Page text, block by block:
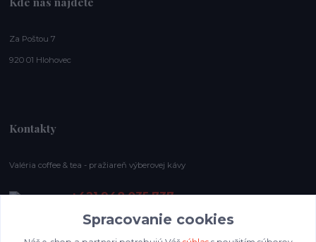
Za Poštou 7
920 01 Hlohovec
Kontakty
Valéria coffee & tea - pražiareň výberovej kávy
+421 948 035 737
Spracovanie cookies